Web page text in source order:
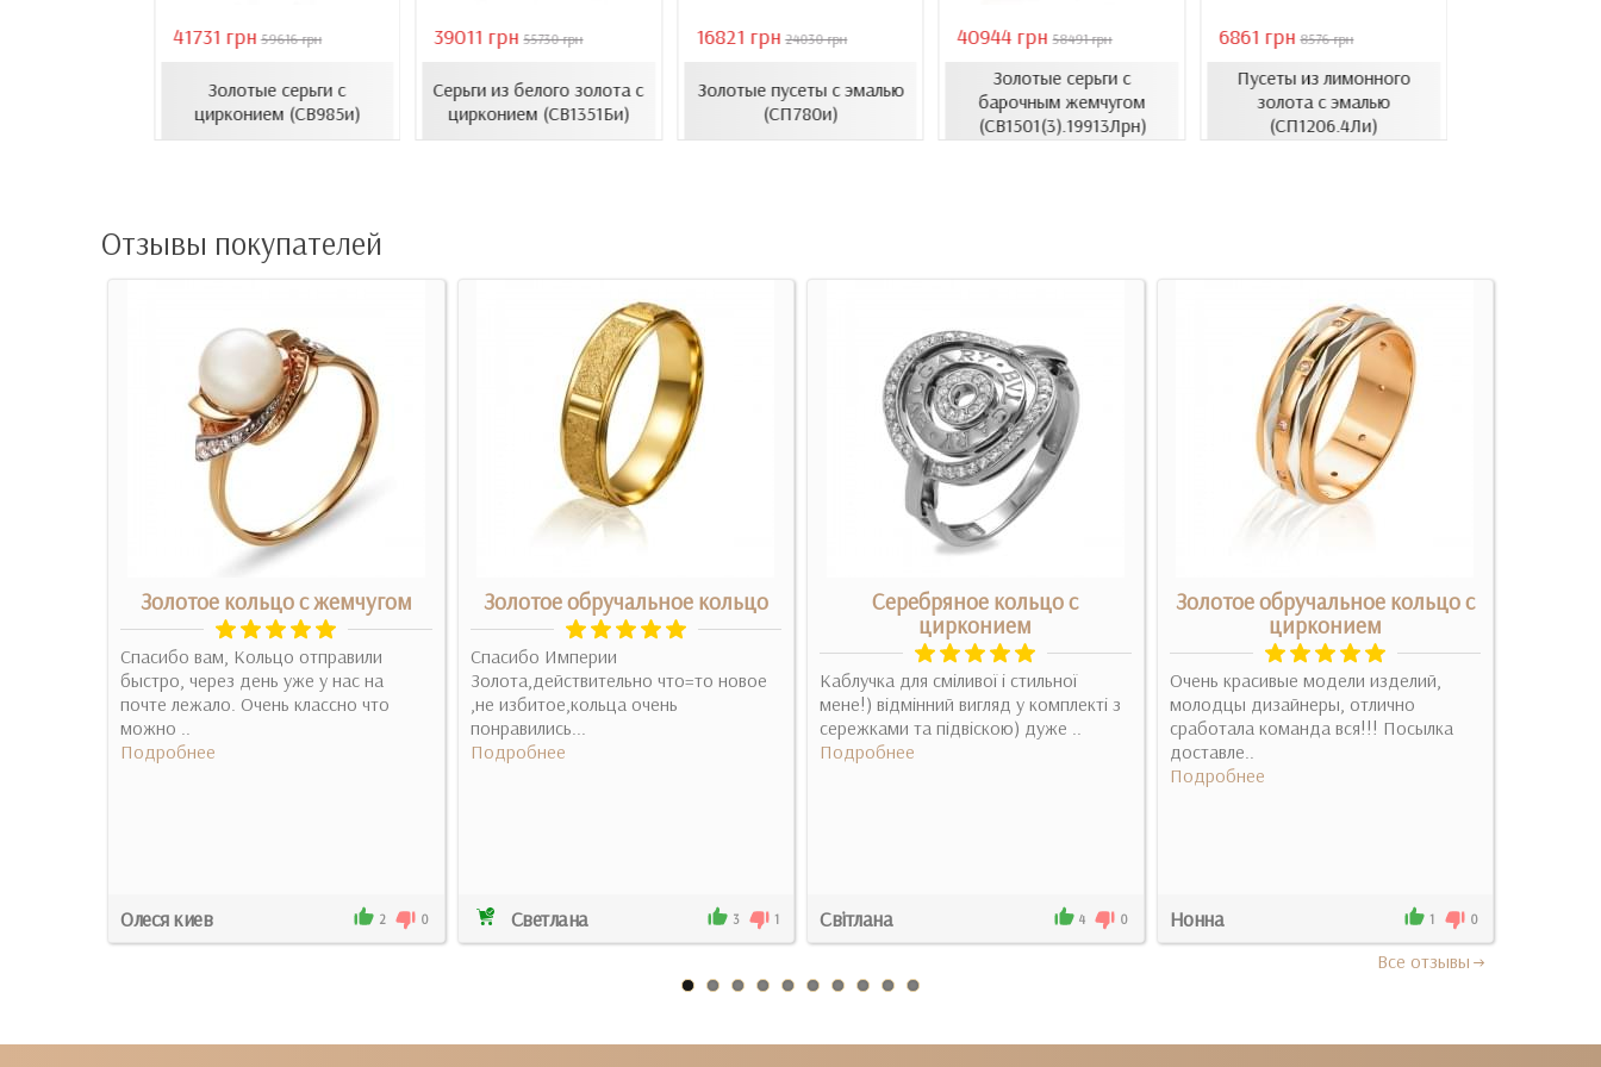
41731 грн 59616 грн
Золотые серьги с
цирконием (СВ985и)
39011 грн 55730 грн
Серьги из белого золота с
цирконием (СВ1351Би)
16821 грн 24030 грн
Золотые пусеты с эмалью
(СП780и)
40944 грн 58491 грн
Золотые серьги с
барочным жемчугом
(СВ1501(3).19913Лрн)
6861 грн 8576 грн
Пусеты из лимонного
золота с эмалью
(СП1206.4Ли)
Отзывы покупателей
Золотое кольцо с жемчугом
Спасибо вам, Кольцо отправили
быстро, через день уже у нас на
почте лежало. Очень классно что
можно ..
Подробнее
Олеся киев 2 0
Золотое обручальное кольцо
Спасибо Империи
Золота,действительно что=то новое
,не избитое,кольца очень
понравились...
Подробнее
Светлана 3 1
Серебряное кольцо с
цирконием
Каблучка для сміливої і стильної
мене!) відмінний вигляд у комплекті з
сережками та підвіскою) дуже ..
Подробнее
Світлана 4 0
Золотое обручальное кольцо с
цирконием
Очень красивые модели изделий,
молодцы дизайнеры, отлично
сработала команда вся!!! Посылка
доставле..
Подробнее
Нонна 1 0
Все отзывы